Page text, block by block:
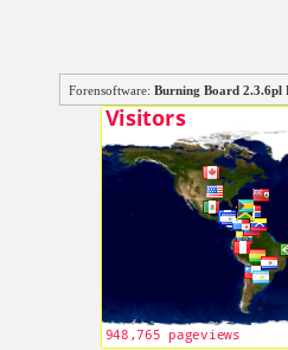
Forensoftware: Burning Board